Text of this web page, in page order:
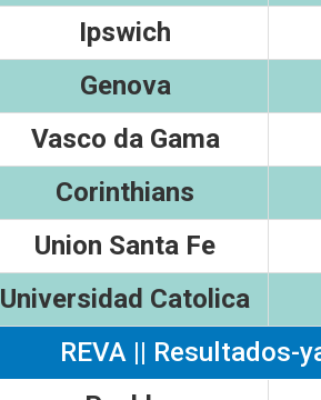
Ipswich
Genova
Vasco da Gama
Corinthians
Union Santa Fe
Universidad Catolica
REVA || Resultados-